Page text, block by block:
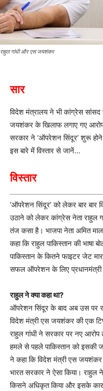
राहुल गांधी और एस जयशंकर
सार
विदेश मंत्रालय ने भी कांग्रेस सांसद
जयशंकर के खिलाफ लगाए गए
सरकार ने ‘ऑपरेशन सिंदूर’ शुरू
इस बारे में विस्तार से जानें…
विस्तार
‘ऑपरेशन सिंदूर’ को लेकर बार
उठाने को लेकर कांग्रेस नेता राहुल
तंज कसा है। भाजपा नेता अमित
कहा कि राहुल पाकिस्तान की भाषा
पाकिस्तान के कितने फाइटर जेट
सफल ऑपरेशन के लिए प्रधानमंत्री
राहुल ने क्या कहा था?
ऑपरेशन सिंदूर के बाद अब उस पर
विदेश मंत्री एस जयशंकर की एक
राहुल गांधी ने सरकार पर नए आरोप
हमले से पहले पाकिस्तान को इसकी
ने कहा कि विदेश मंत्री एस जयशंकर
भारत सरकार ने ऐसा किया। राहुल
किसने अधिकृत किया और इसके कारण